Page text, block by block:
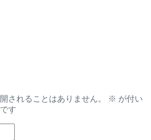
されることはありません。 ※ が付い
す